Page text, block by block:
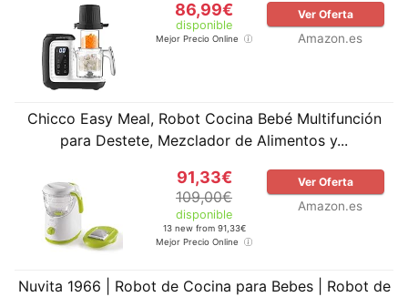
86,99€
disponible
Mejor Precio Online
Ver Oferta
Amazon.es
Chicco Easy Meal, Robot Cocina Bebé Multifunción
para Destete, Mezclador de Alimentos y...
91,33€
109,00€
disponible
13 new from 91,33€
Mejor Precio Online
Ver Oferta
Amazon.es
Nuvita 1966 | Robot de Cocina para Bebes | Robot de